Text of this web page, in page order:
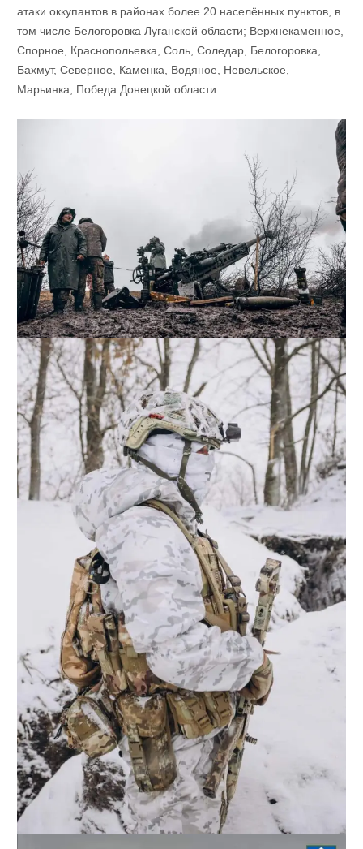
атаки оккупантов в районах более 20 населённых пунктов, в
том числе Белогоровка Луганской области; Верхнекаменное,
Спорное, Краснопольевка, Соль, Соледар, Белогоровка,
Бахмут, Северное, Каменка, Водяное, Невельское,
Марьинка, Победа Донецкой области.